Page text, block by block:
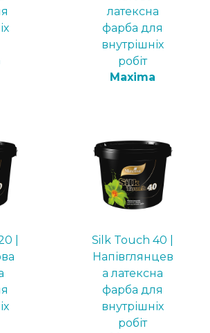
латексна
фарба для
внутрішніх
робіт
Maxima
|
Silk Touch 40 |
Напівглянцев
а латексна
фарба для
внутрішніх
робіт